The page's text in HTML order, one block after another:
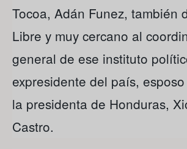
Tocoa, Adán Funez, también
Libre y muy cercano al
general de ese instituto
expresidente del país,
la presidenta de Honduras,
Castro.